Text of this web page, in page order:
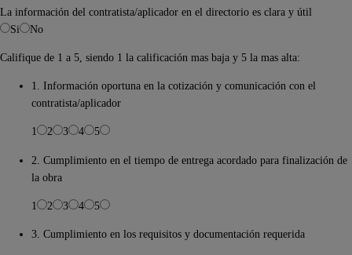
La información del contratista/aplicador en el directorio es clara y útil
Si
No
Califique de 1 a 5, siendo 1 la calificación mas baja y 5 la mas alta:
1. Información oportuna en la cotización y comunicación con el
contratista/aplicador
1 2 3 4 5
2. Cumplimiento en el tiempo de entrega acordado para finalización de
la obra
1 2 3 4 5
3. Cumplimiento en los requisitos y documentación requerida